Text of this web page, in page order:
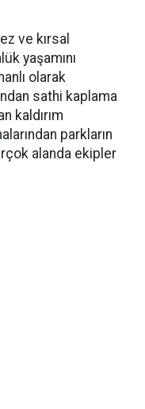
ve kırsal
yaşamını
olarak
sathi kaplama
kaldırım
parkların
alanda ekipler